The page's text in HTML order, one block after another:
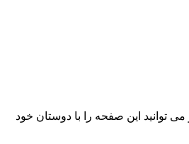
توانید این صفحه را با دوستان خود